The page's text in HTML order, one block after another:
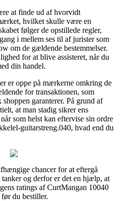
at finde ud af hvorvidt
hvilket skulle være en
følger de opstillede regler,
i mellem ses til af jurister som
om de gældende bestemmelser.
for at blive assisteret, når du
din handel.
er oppe på mærkerne omkring de
for transaktionen, som
garanterer. På grund af
at man stadig sikrer ens
som helst kan eftervise sin ordre
guitarstreng.040, hvad end du
chancer for at eftergå
tanker og derfor er det en hjælp, at
ratings af CurtMangan 10040
du bestiller.